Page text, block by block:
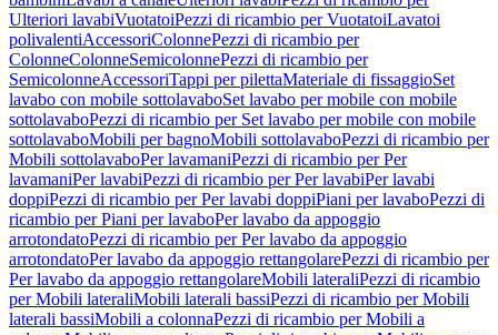
Ulteriori lavabiVuotatoiPezzi di ricambio per VuotatoiLavatoi
polivalentiAccessoriColonnePezzi di ricambio per
ColonneColonneSemicolonnePezzi di ricambio per
SemicolonneAccessoriTappi per pilettaMateriale di fissaggioSet
lavabo con mobile sottolavaboSet lavabo per mobile con mobile
sottolavaboPezzi di ricambio per Set lavabo per mobile con mobile
sottolavaboMobili per bagnoMobili sottolavaboPezzi di ricambio per
Mobili sottolavaboPer lavamaniPezzi di ricambio per Per
lavamaniPer lavabiPezzi di ricambio per Per lavabiPer lavabi
doppiPezzi di ricambio per Per lavabi doppiPiani per lavaboPezzi di
ricambio per Piani per lavaboPer lavabo da appoggio
arrotondatoPezzi di ricambio per Per lavabo da appoggio
arrotondatoPer lavabo da appoggio rettangolarePezzi di ricambio per
Per lavabo da appoggio rettangolareMobili lateraliPezzi di ricambio
per Mobili lateraliMobili laterali bassiPezzi di ricambio per Mobili
laterali bassiMobili a colonnaPezzi di ricambio per Mobili a